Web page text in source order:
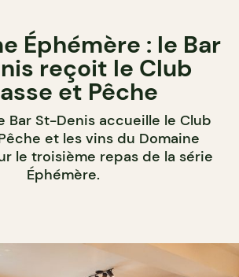
Éphémère : le Bar
reçoit le Club
et Pêche
Bar St-Denis accueille le Club
et les vins du Domaine
le troisième repas de la série
Éphémère.